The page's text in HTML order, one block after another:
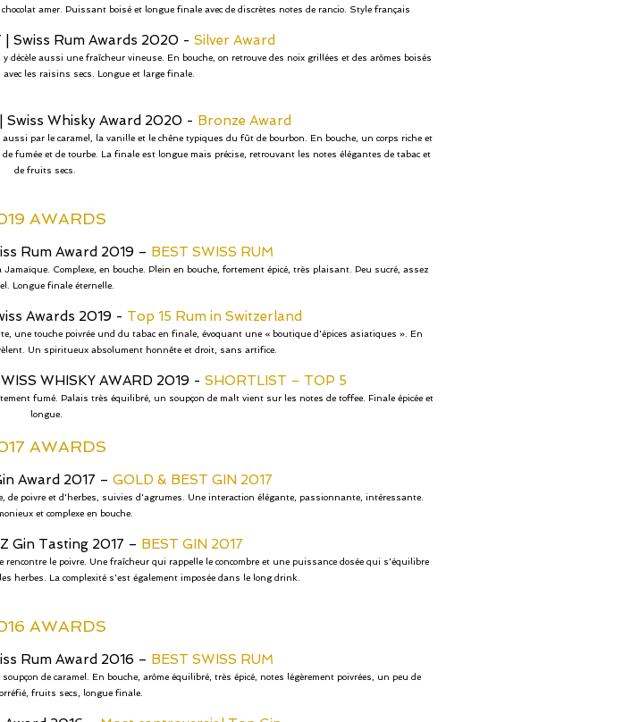
amer. Puissant boisé et longue finale avec de discrètes notes de rancio. Style français
Swiss Rum Awards 2020 - Silver Award
aussi une fraîcheur vineuse. En bouche, on retrouve des noix grillées et des arômes boisés
les raisins secs. Longue et large finale.
Swiss Whisky Award 2020 - Bronze Award
par le caramel, la vanille et le chêne typiques du fût de bourbon. En bouche, un corps riche et
fumée et de tourbe. La finale est longue mais précise, retrouvant les notes élégantes de tabac et
de fruits secs.
AWARDS
Rum Award 2019 – BEST SWISS RUM
Complexe, en bouche. Plein en bouche, fortement épicé, très plaisant. Peu sucré, assez
Longue finale éternelle.
Awards 2019 - Top 15 Rum in Switzerland
une touche poivrée und du tabac en finale, évoquant une « boutique d'épices asiatiques ». En
Un spiritueux absolument honnête et droit, sans artifice.
WHISKY AWARD 2019 - SHORTLIST – TOP 5
fumé. Palais très équilibré, un soupçon de malt vient sur les notes de toffee. Finale épicée et
longue.
AWARDS
Award 2017 – GOLD & BEST GIN 2017
de poivre et d'herbes, suivies d'agrumes. Une interaction élégante, passionnante, intéressante.
et complexe en bouche.
Gin Tasting 2017 – BEST GIN 2017
le poivre. Une fraîcheur qui rappelle le concombre et une puissance dosée qui s'équilibre
herbes. La complexité s'est également imposée dans le long drink.
AWARDS
Rum Award 2016 – BEST SWISS RUM
de caramel. En bouche, arôme équilibré, très épicé, notes légèrement poivrées, un peu de
fruits secs, longue finale.